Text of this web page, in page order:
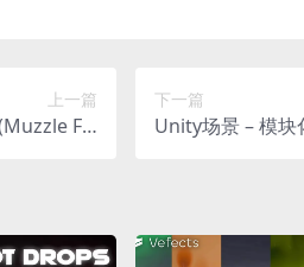
上一篇
Fla
下一篇
Unity场景 – 模